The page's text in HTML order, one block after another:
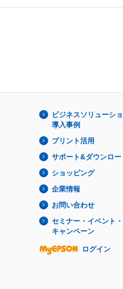
ビジネスソリューショ
導入事例
プリント活用
サポート&ダウンロー
ショッピング
企業情報
お問い合わせ
セミナー・イベント・
キャンペーン
ログイン